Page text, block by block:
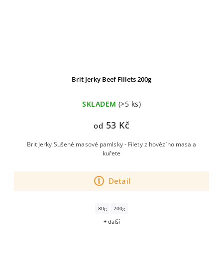
Brit Jerky Beef Fillets 200g
SKLADEM (>5 ks)
od 53 Kč
Detail
Brit Jerky Sušené masové pamlsky - Filety z hovězího masa a
kuřete
80g 200g
+ další